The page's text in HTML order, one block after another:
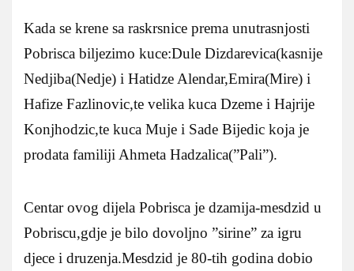
Kada se krene sa raskrsnice prema unutrasnjosti
Pobrisca biljezimo kuce:Dule Dizdarevica(kasnije
Nedjiba(Nedje) i Hatidze Alendar,Emira(Mire) i
Hafize Fazlinovic,te velika kuca Dzeme i Hajrije
Konjhodzic,te kuca Muje i Sade Bijedic koja je
prodata familiji Ahmeta Hadzalica(”Pali”).
Centar ovog dijela Pobrisca je dzamija-mesdzid u
Pobriscu,gdje je bilo dovoljno ”sirine” za igru
djece i druzenja.Mesdzid je 80-tih godina dobio